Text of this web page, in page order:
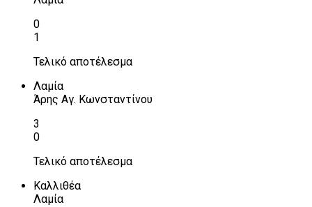
0
1
Τελικό αποτέλεσμα
Λαμία
Άρης Αγ. Κωνσταντίνου
3
0
Τελικό αποτέλεσμα
Καλλιθέα
Λαμία